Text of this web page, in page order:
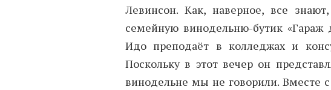
Левинсон. Как, наверное, все
семейную винодельню-бутик «Гараж
Идо преподаёт в колледжах и
Поскольку в этот вечер он
винодельне мы не говорили.